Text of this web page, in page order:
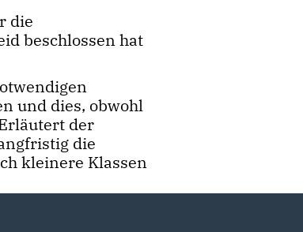
die
beschlossen hat
und dies, obwohl
der
die
kleinere Klassen